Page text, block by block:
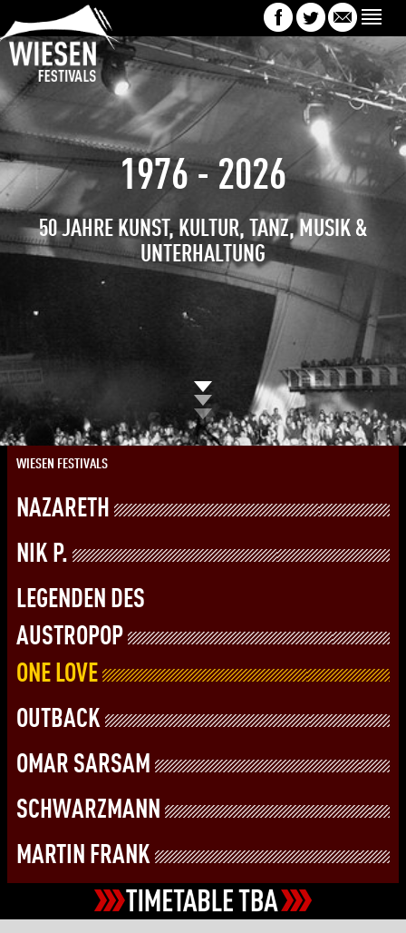
1976 - 2026
50 JAHRE KUNST, KULTUR, TANZ, MUSIK &
UNTERHALTUNG
WIESEN FESTIVALS
NAZARETH
NIK P.
LEGENDEN DES
AUSTROPOP
ONE LOVE
OUTBACK
OMAR SARSAM
SCHWARZMANN
MARTIN FRANK